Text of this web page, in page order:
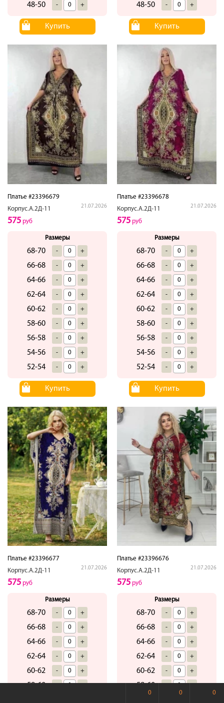
48-50 - +
Купить
48-50 - +
Купить
Платье #23396679
Корпус.А.2Д-11
21.07.2026
575 руб
Размеры
68-70 - +
66-68 - +
64-66 - +
62-64 - +
60-62 - +
58-60 - +
56-58 - +
54-56 - +
52-54 - +
Купить
Платье #23396678
Корпус.А.2Д-11
21.07.2026
575 руб
Размеры
68-70 - +
66-68 - +
64-66 - +
62-64 - +
60-62 - +
58-60 - +
56-58 - +
54-56 - +
52-54 - +
Купить
Платье #23396677
Корпус.А.2Д-11
21.07.2026
575 руб
Размеры
68-70 - +
66-68 - +
64-66 - +
62-64 - +
60-62 - +
58-60
Платье #23396676
Корпус.А.2Д-11
21.07.2026
575 руб
Размеры
68-70 - +
66-68 - +
64-66 - +
62-64 - +
60-62 - +
58-60
0 0 0